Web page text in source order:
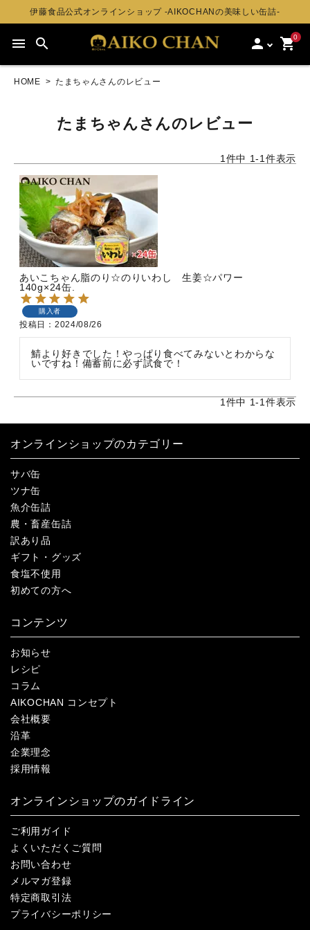
伊藤食品公式オンラインショップ -AIKOCHANの美味しい缶詰-
menu search person 0
shopping_cart
HOME たまちゃんさんのレビュー
たまちゃんさんのレビュー
1 件中 1-1 件表示
あいこちゃん脂のり☆のりいわし 生姜☆パワー
140g×24缶.
購入者
投稿日 2024/08/26
鯖より好きでした！やっぱり食べてみないとわからな
いですね！備蓄前に必ず試食で！
1 件中 1-1 件表示
オンラインショップのカテゴリー
サバ缶
ツナ缶
魚介缶詰
農・畜産缶詰
訳あり品
ギフト・グッズ
食塩不使用
初めての方へ
コンテンツ
お知らせ
レシピ
コラム
AIKOCHAN コンセプト
会社概要
沿革
企業理念
採用情報
オンラインショップのガイドライン
ご利用ガイド
よくいただくご質問
お問い合わせ
メルマガ登録
特定商取引法
プライバシーポリシー